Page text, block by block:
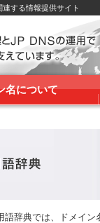
する情報提供サイト
名について
語辞典では、ドメイ